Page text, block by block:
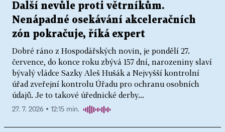
Další nevůle proti větrníkům.
Nenápadné osekávání akceleračních
zón pokračuje, říká expert
Dobré ráno z Hospodářských novin, je pondělí 27.
července, do konce roku zbývá 157 dní, narozeniny slaví
bývalý vládce Sazky Aleš Hušák a Nejvyšší kontrolní
úřad zveřejní kontrolu Úřadu pro ochranu osobních
údajů. Je to takové úřednické derby...
27. 7. 2026 ▪ 12:15 min.